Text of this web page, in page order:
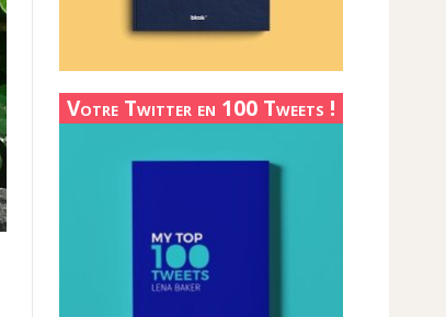
Votre Twitter en 100 Tweets !